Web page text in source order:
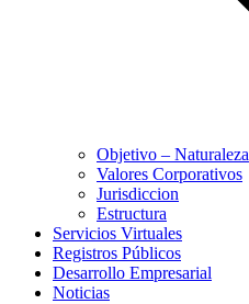
Objetivo – Naturaleza
Valores Corporativos
Jurisdiccion
Estructura
Servicios Virtuales
Registros Públicos
Desarrollo Empresarial
Noticias